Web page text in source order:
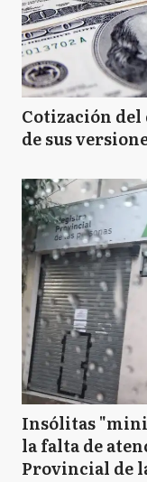
SA
SF
SI
SM
T
TL
Cotización del
de sus
Insólitas
la falta de
Provincial de